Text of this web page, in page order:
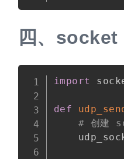
四、 socket
import
def
# 创建